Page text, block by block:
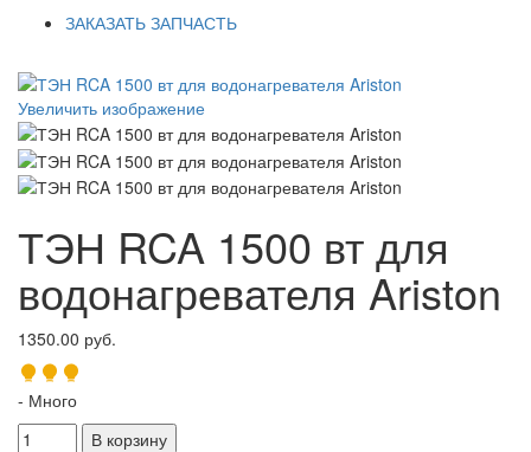
ЗАКАЗАТЬ ЗАПЧАСТЬ
Увеличить изображение
ТЭН RCA 1500 вт для
водонагревателя Ariston
1350.00 руб.
- Много